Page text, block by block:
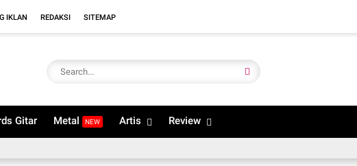
IKLAN REDAKSI SITEMAP
Gitar Metal NEW Artis Review